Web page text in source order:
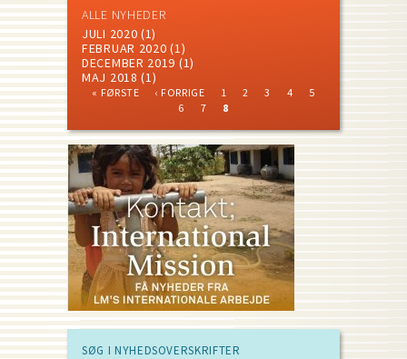
ALLE NYHEDER
JULI 2020 (1)
FEBRUAR 2020 (1)
DECEMBER 2019 (1)
MAJ 2018 (1)
FIRST
« FØRSTE
PREVIOUS
PAGE
‹ FORRIGE PAGE
1 PAGE
2 PAGE
3 PAGE
4 PAGE
5
PAGE
6 PAGE
7
CURRENT
8
SØG I NYHEDSOVERSKRIFTER